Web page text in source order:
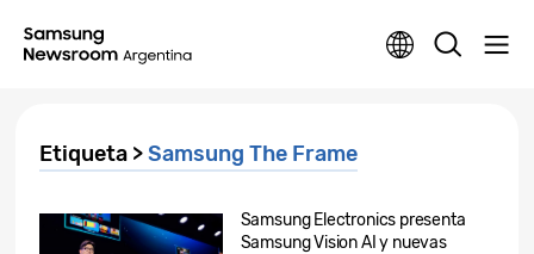
Etiqueta >Samsung The Frame
Samsung Electronics presenta
Samsung Vision AI y nuevas